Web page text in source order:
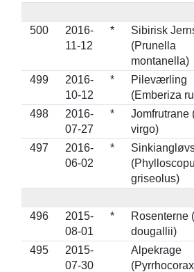
500
2016-
11-12
*
Sibirisk
(Prunella
montanella)
499
2016-
10-12
*
Pileværling
(Emberiza
498
2016-
07-27
*
Jomfrutrane
virgo)
497
2016-
06-02
*
griseolus)
496
2015-
08-01
*
Rosenterne
dougallii)
495
2015-
07-30
Alpekrage
(Pyrrhocorax